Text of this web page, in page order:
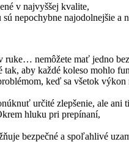
v najvyššej kvalite,
nepochybne najodolnejšie a
ruke… nemôžete mať jedno
tak, aby každé koleso mohlo
keď sa všetok výkon
určité zlepšenie, ale ani
hluku pri prepínaní,
bezpečné a spoľahlivé